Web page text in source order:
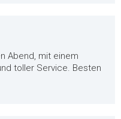
Abend, mit einem
toller Service. Besten